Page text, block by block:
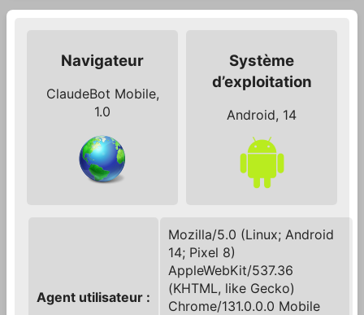
Navigateur
ClaudeBot Mobile,
1.0
Système
d’exploitation
Android, 14
Agent utilisateur :
Mozilla/5.0 (Linux; Android
14; Pixel 8)
AppleWebKit/537.36
(KHTML, like Gecko)
Chrome/131.0.0.0 Mobile